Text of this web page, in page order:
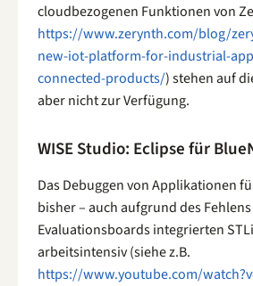
cloudbezogenen Funktionen von
https://www.zerynth.com/blog/
new-iot-platform-for-industrial-
connected-products/) stehen auf
aber nicht zur Verfügung.
WISE Studio: Eclipse für
Das Debuggen von Applikationen
bisher – auch aufgrund des
Evaluationsboards integrierten
arbeitsintensiv (siehe z.B.
https://www.youtube.com/